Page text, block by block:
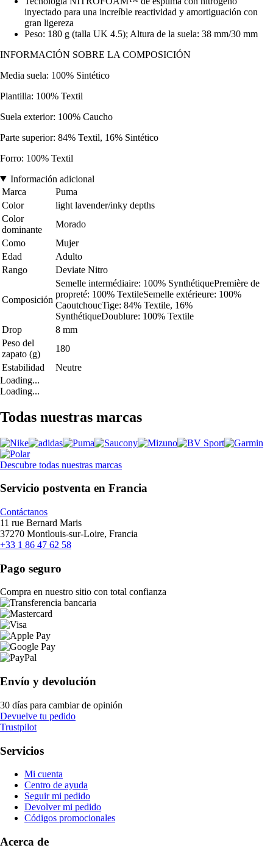
inyectado para una increíble reactividad y amortiguación con
gran ligereza
Peso: 180 g (talla UK 4.5); Altura de la suela: 38 mm/30 mm
INFORMACIÓN SOBRE LA COMPOSICIÓN
Media suela: 100% Sintético
Plantilla: 100% Textil
Suela exterior: 100% Caucho
Parte superior: 84% Textil, 16% Sintético
Forro: 100% Textil
Información adicional
Marca
Puma
Color
light lavender/inky depths
Color
dominante
Morado
Como
Mujer
Edad
Adulto
Rango
Deviate Nitro
Composición
Semelle intermédiaire: 100% SynthétiquePremière de
propreté: 100% TextileSemelle extérieure: 100%
CaoutchoucTige: 84% Textile, 16%
SynthétiqueDoublure: 100% Textile
Drop
8 mm
Peso del
zapato (g)
180
Estabilidad
Neutre
Loading...
Loading...
Todas nuestras marcas
Descubre todas nuestras marcas
Servicio postventa en Francia
Contáctanos
11 rue Bernard Maris
37270 Montlouis-sur-Loire, Francia
+33 1 86 47 62 58
Pago seguro
Compra en nuestro sitio con total confianza
Envío y devolución
30 días para cambiar de opinión
Devuelve tu pedido
Trustpilot
Servicios
Mi cuenta
Centro de ayuda
Seguir mi pedido
Devolver mi pedido
Códigos promocionales
Acerca de